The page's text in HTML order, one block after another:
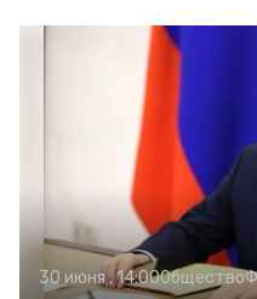
30 июня , 14:00Общество